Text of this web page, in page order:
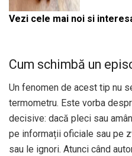
Vezi cele mai noi si
Cum schimbă un
Un fenomen de acest tip nu
termometru. Este vorba
decisive: dacă pleci sau
pe informații oficiale sau pe
sau le ignori. Atunci când